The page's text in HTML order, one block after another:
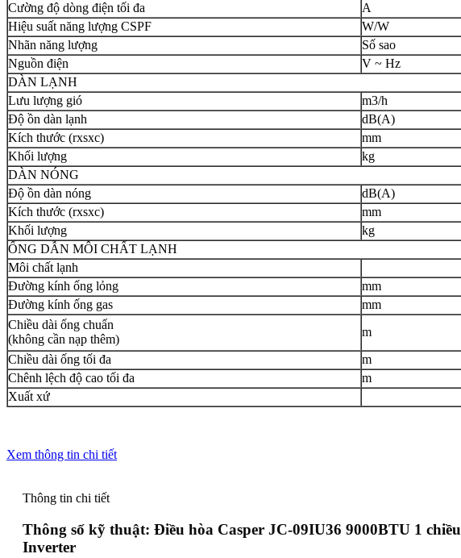
Cường độ dòng điện tối đa
A
Hiệu suất năng lượng CSPF
W/W
Nhãn năng lượng
Số sao
Nguồn điện
V ~ Hz
DÀN LẠNH
Lưu lượng gió
m3/h
Độ ồn dàn lạnh
dB(A)
Kích thước (rxsxc)
mm
Khối lượng
kg
DÀN NÓNG
Độ ồn dàn nóng
dB(A)
Kích thước (rxsxc)
mm
Khối lượng
kg
ỐNG DẪN MÔI CHẤT LẠNH
Môi chất lạnh
Đường kính ống lỏng
mm
Đường kính ống gas
mm
Chiều dài ống chuẩn
(không cần nạp thêm)
m
Chiều dài ống tối đa
m
Chênh lệch độ cao tối đa
m
Xuất xứ
Xem thông tin chi tiết
Thông tin chi tiết
Thông số kỹ thuật: Điều hòa Casper JC-09IU36 9000BTU 1 chiều
Inverter